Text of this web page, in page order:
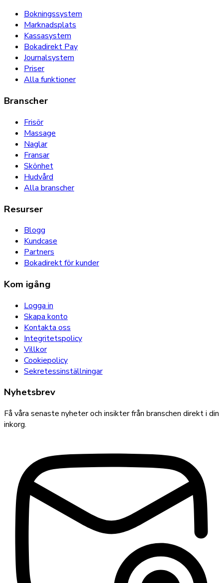
Bokningssystem
Marknadsplats
Kassasystem
Bokadirekt Pay
Journalsystem
Priser
Alla funktioner
Branscher
Frisör
Massage
Naglar
Fransar
Skönhet
Hudvård
Alla branscher
Resurser
Blogg
Kundcase
Partners
Bokadirekt för kunder
Kom igång
Logga in
Skapa konto
Kontakta oss
Integritetspolicy
Villkor
Cookiepolicy
Sekretessinställningar
Nyhetsbrev
Få våra senaste nyheter och insikter från branschen direkt i din
inkorg.